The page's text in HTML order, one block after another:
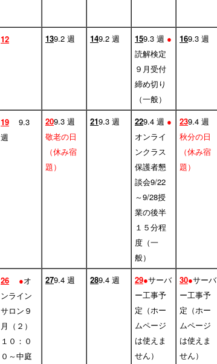
12
139.2 週 149.2 週 159.3 週 ●
読解検定
９月受付
締め切り
（一般）
169.3 週
19
9.3
週
209.3 週
敬老の日
（休み宿
題）
219.3 週 229.4 週 ●
オンライ
ンクラス
保護者懇
談会9/22
～9/28授
業の後半
１５分程
度（一
般）
239.4 週
秋分の日
（休み宿
題）
26 ●オ
ンライン
サロン９
月（２）
１０：０
０～中庭
279.4 週 289.4 週 29●サーバ
ー工事予
定（ホー
ムページ
は使えま
せん）
30●サーバ
ー工事予
定（ホー
ムページ
は使えま
せん）